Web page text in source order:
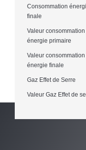
Consommation
finale
Valeur consommation
énergie primaire
Valeur consommation
énergie finale
Gaz Effet de Serre
Valeur Gaz Effet de